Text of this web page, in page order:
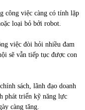
công việc càng có tính lặp
loại bỏ bởi robot.
việc đòi hỏi nhiều đam
sẽ vẫn tiếp tục được con
sách, lãnh đạo doanh
phát triển kỹ năng lực
càng tăng.